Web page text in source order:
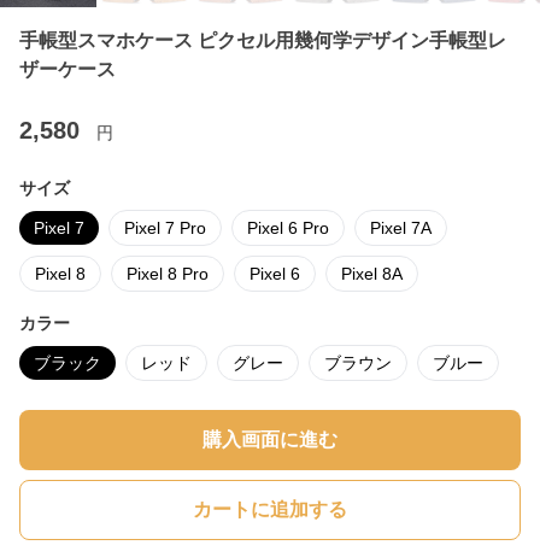
手帳型スマホケース ピクセル用幾何学デザイン手帳型レ
ザーケース
2,580 円
サイズ
Pixel 7 Pixel 7 Pro Pixel 6 Pro Pixel 7A
Pixel 8 Pixel 8 Pro Pixel 6 Pixel 8A
カラー
ブラック レッド グレー ブラウン ブルー
購入画面に進む
カートに追加する